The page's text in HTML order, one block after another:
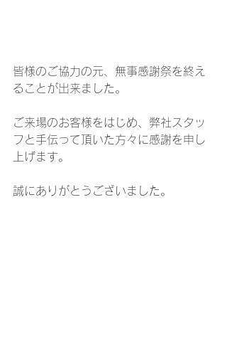
皆様のご協力の元、無事感謝祭を終え
ることが出来ました。
ご来場のお客様をはじめ、弊社スタッ
フと手伝って頂いた方々に感謝を申し
上げます。
誠にありがとうございました。